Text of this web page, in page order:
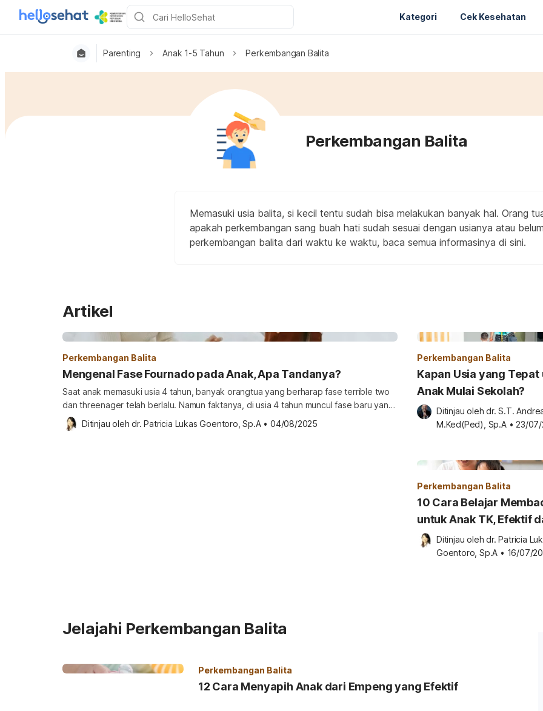
Kategori Cek Kesehatan
Parenting Anak 1-5 Tahun Perkembangan Balita
Perkembangan Balita
Memasuki usia balita, si kecil tentu sudah bisa melakukan banyak hal. Orang
apakah perkembangan sang buah hati sudah sesuai dengan usianya atau
perkembangan balita dari waktu ke waktu, baca semua informasinya di sini.
Artikel
Perkembangan Balita
Mengenal Fase Fournado pada Anak, Apa Tandanya?
Saat anak memasuki usia 4 tahun, banyak orangtua yang berharap fase terrible two
dan threenager telah berlalu. Namun faktanya, di usia 4 tahun muncul fase baru yang
tidak kalah menarik, yaitu fournado. Lantas, apa itu fase fournado? Apa yang terjadi
pada anak di fase ini? Ketahui informasinya di bawah ini. Tanda fournado pada anak
Ditinjau oleh dr. Patricia Lukas Goentoro, Sp.A • 04/08/2025
Perkembangan Balita
Kapan Usia yang Tepat
Anak Mulai Sekolah?
Ditinjau oleh dr. S.T.
M.Ked(Ped), Sp.A • 23/
Perkembangan Balita
10 Cara Belajar
untuk Anak TK, Efektif
SeruDitinjau oleh dr. Patricia
Goentoro, Sp.A • 16/07/
Jelajahi Perkembangan Balita
Perkembangan Balita
12 Cara Menyapih Anak dari Empeng yang Efektif